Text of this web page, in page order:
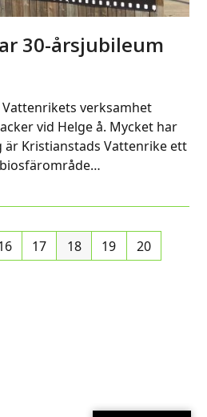
30-årsjubileum
verksamhet
vid Helge å. Mycket har
är Kristianstads Vattenrike ett
Page
17 Page
18 Page
19 Page
20